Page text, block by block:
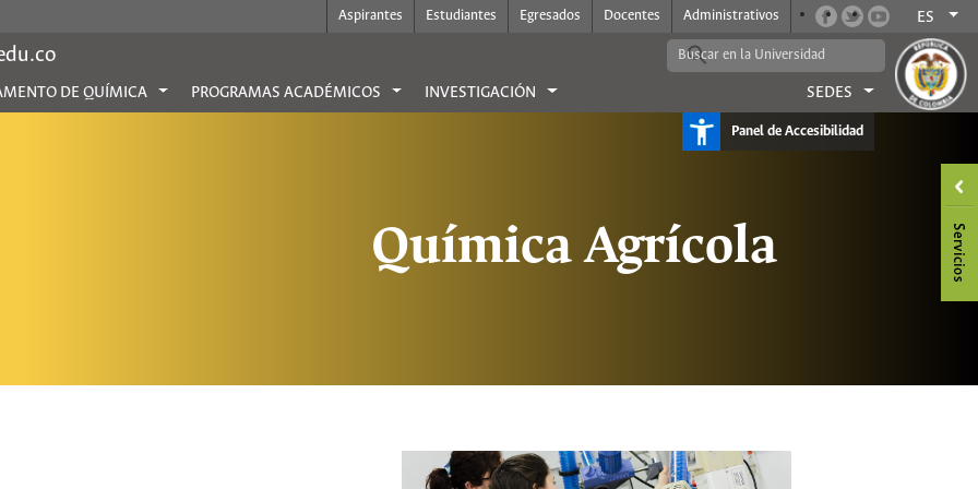
Aspirantes Estudiantes Egresados Docentes Administrativos ES
DE QUÍMICA PROGRAMAS ACADÉMICOS INVESTIGACIÓN SEDES
Panel de Accesibilidad
Química Agrícola